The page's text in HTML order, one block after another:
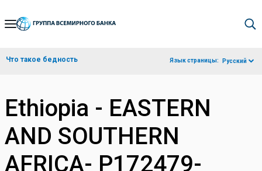
Skip
Navigation
Что такое бедность Язык страницы: Русский
Ethiopia - EASTERN
AND SOUTHERN
AFRICA- P172479-